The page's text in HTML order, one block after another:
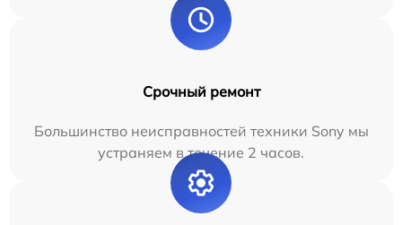
Срочный ремонт
Большинство неисправностей техники Sony мы
устраняем в течение 2 часов.